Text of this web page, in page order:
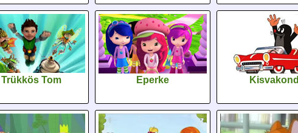
Trükkös Tom Eperke Kisvakond